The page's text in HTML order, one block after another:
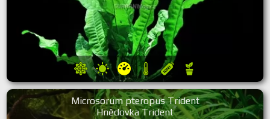
Microsorum pteropus Trident
Hnědovka Trident